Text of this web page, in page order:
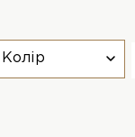
Колір